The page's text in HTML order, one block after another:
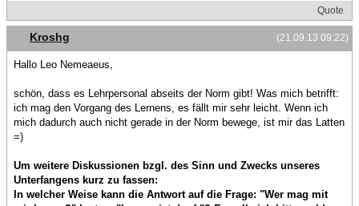
Quote
(21.09.13 09:22)
Kroshg
Hallo Leo Nemeaeus,
schön, dass es Lehrpersonal abseits der Norm gibt! Was mich betrifft:
ich mag den Vorgang des Lernens, es fällt mir sehr leicht. Wenn ich
mich dadurch auch nicht gerade in der Norm bewege, ist mir das Latten
=)
Um weitere Diskussionen bzgl. des Sinn und Zwecks unseres
Unterfangens kurz zu fassen:
In welcher Weise kann die Antwort auf die Frage: "Wer mag mit